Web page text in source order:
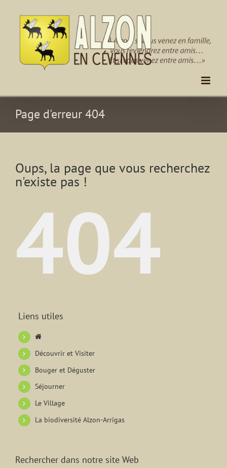
contenu
Page d'erreur 404
Oups, la page que vous recherchez
n'existe pas !
404
Liens utiles
Découvrir et Visiter
Bouger et Déguster
Séjourner
Le Village
La biodiversité Alzon-Arrigas
Rechercher dans notre site Web